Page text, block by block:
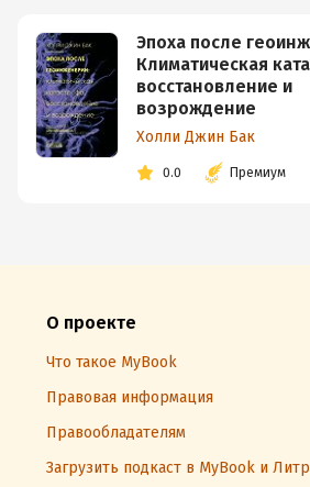
Эпоха после
Климатическая
восстановление и
возрождение
Холли Джин Бак
0.0 Премиум
О проекте
Что такое MyBook
Правовая информация
Правообладателям
Загрузить подкаст в MyBook и